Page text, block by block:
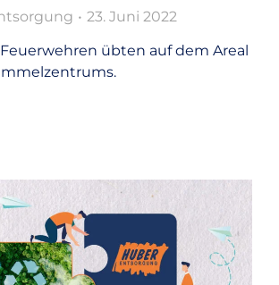
23. Juni 2022
übten auf dem Areal